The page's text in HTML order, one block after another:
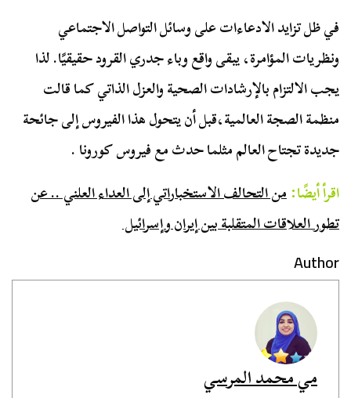
في ظل تزايد الادعاءات على وسائل التواصل الاجتماعي
ونظريات المؤامرة، يبقى واقع وباء جدري القرود حقيقيًا. لذا
يجب الالتزام بالإرشادات الصحية والعزل الذاتي كما قالت
منظمة الصجة العالمية،قبل أن يتحول هذا الفيروس إلى جائحة
جديدة تجتاح العالم مثلما حدث مع فيروس كورونا .
اقرأ أيضًا:من التحالف الاستخباراتي إلى العداء العلني .. عن
تطور العلاقات المتقلبة بين إيران وإسرائيل
Author
مي محمد المرسي